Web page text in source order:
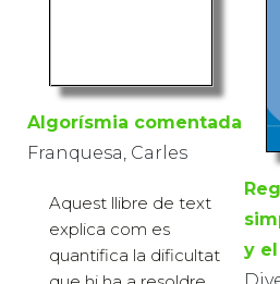
Algorísmia comentada
Franquesa, Carles
Aquest llibre de text
explica com es
quantifica la dificultat
y